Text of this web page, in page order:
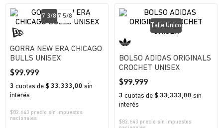
7 3/8 7 5/8
GORRA NEW ERA CHICAGO
BULLS UNISEX
$99.999
3 cuotas de $ 33.333,00 sin
interés
$82.643 precio sin impuestos
nacionales
Talle Unico
BOLSO ADIDAS ORIGINALS
CROCHET UNISEX
$99.999
3 cuotas de $ 33.333,00 sin
interés
$82.643 precio sin impuestos